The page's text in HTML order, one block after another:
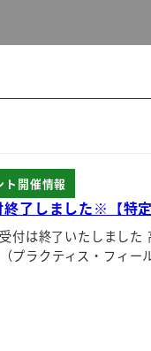
ト開催情報
了しました※【特
付は終了いたしまし
プラクティス・フィー